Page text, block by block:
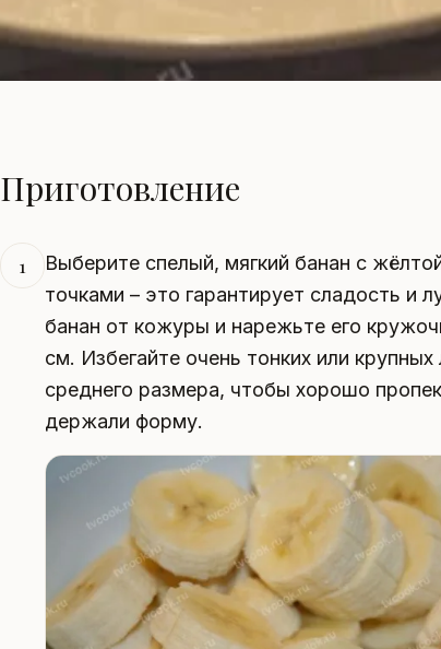
Приготовление
1
Выберите спелый, мягкий банан с
точками – это гарантирует сладость и
банан от кожуры и нарежьте его
см. Избегайте очень тонких или
среднего размера, чтобы хорошо
держали форму.